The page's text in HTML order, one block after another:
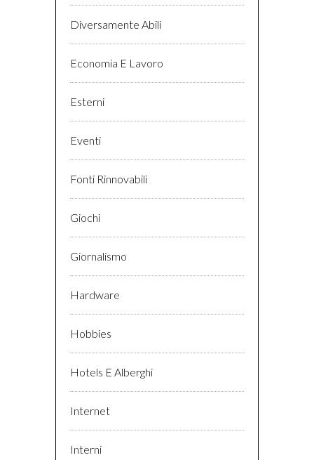
Diversamente Abili
Economia E Lavoro
Esterni
Eventi
Fonti Rinnovabili
Giochi
Giornalismo
Hardware
Hobbies
Hotels E Alberghi
Internet
Interni